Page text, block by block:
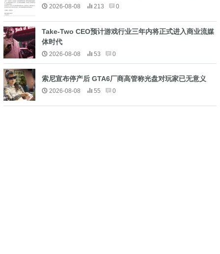
2026-08-08 213 0
Take-Two CEO预计游戏行业三年内将正式进入商业流媒
体时代
2026-08-08 53 0
索尼宣布停产后 GTA6厂商高管称光盘对玩家已无意义
2026-08-08 55 0